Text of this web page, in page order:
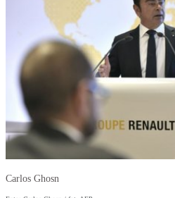
Carlos Ghosn